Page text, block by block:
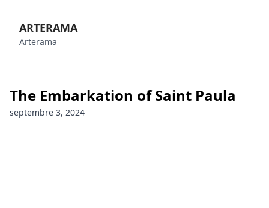
ARTERAMA
Arterama
The Embarkation of Saint Paula
septembre 3, 2024